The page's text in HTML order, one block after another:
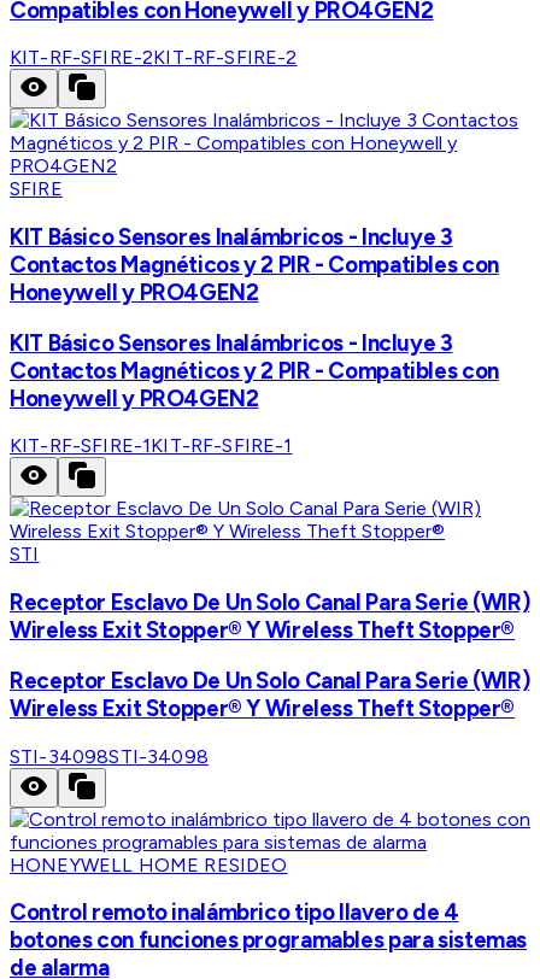
Compatibles con Honeywell y PRO4GEN2
KIT-RF-SFIRE-2KIT-RF-SFIRE-2
SFIRE
KIT Básico Sensores Inalámbricos - Incluye 3
Contactos Magnéticos y 2 PIR - Compatibles con
Honeywell y PRO4GEN2
KIT Básico Sensores Inalámbricos - Incluye 3
Contactos Magnéticos y 2 PIR - Compatibles con
Honeywell y PRO4GEN2
KIT-RF-SFIRE-1KIT-RF-SFIRE-1
STI
Receptor Esclavo De Un Solo Canal Para Serie (WIR)
Wireless Exit Stopper® Y Wireless Theft Stopper®
Receptor Esclavo De Un Solo Canal Para Serie (WIR)
Wireless Exit Stopper® Y Wireless Theft Stopper®
STI-34098STI-34098
HONEYWELL HOME RESIDEO
Control remoto inalámbrico tipo llavero de 4
botones con funciones programables para sistemas
de alarma